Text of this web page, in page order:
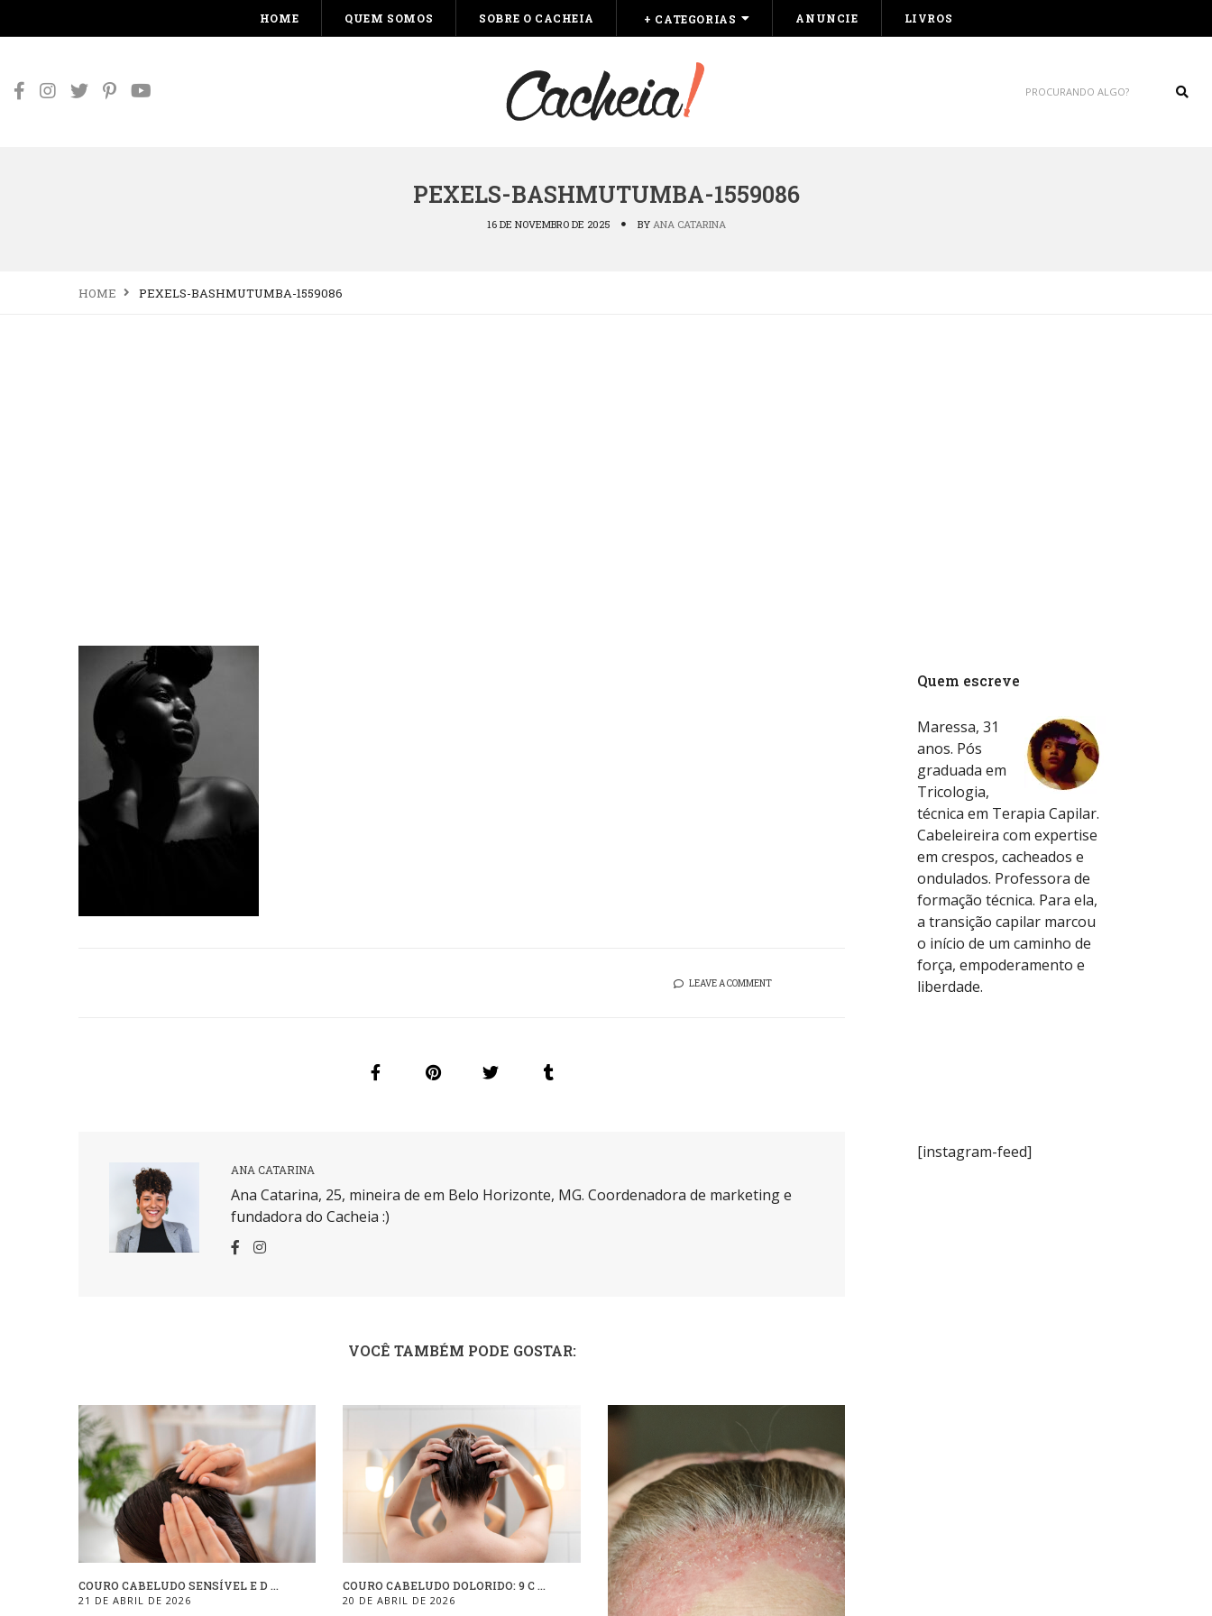
HOME QUEM SOMOS SOBRE O CACHEIA + CATEGORIAS ANUNCIE LIVROS
PEXELS-BASHMUTUMBA-1559086
16 DE NOVEMBRO DE 2025 BY ANA CATARINA
HOME PEXELS-BASHMUTUMBA-1559086
LEAVE A COMMENT
ANA CATARINA
Ana Catarina, 25, mineira de em Belo Horizonte, MG. Coordenadora de marketing e
fundadora do Cacheia :)
VOCÊ TAMBÉM PODE GOSTAR:
COURO CABELUDO SENSÍVEL E D ...
21 DE ABRIL DE 2026
COURO CABELUDO DOLORIDO: 9 C ...
20 DE ABRIL DE 2026
Quem escreve
Maressa, 31
anos. Pós
graduada em
Tricologia,
técnica em Terapia Capilar.
Cabeleireira com expertise
em crespos, cacheados e
ondulados. Professora de
formação técnica. Para ela,
a transição capilar marcou
o início de um caminho de
força, empoderamento e
liberdade.
[instagram-feed]